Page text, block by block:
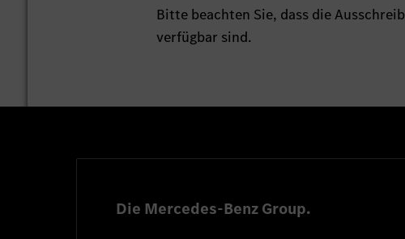
Bitte beachten Sie, dass die
verfügbar sind.
Die Mercedes-Benz Group.